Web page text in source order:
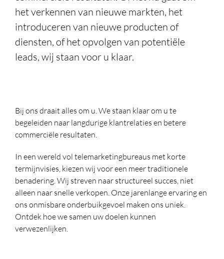
het verkennen van nieuwe markten, het
introduceren van nieuwe producten of
diensten, of het opvolgen van potentiële
leads, wij staan voor u klaar.
Bij ons draait alles om u. We staan klaar om u te
begeleiden naar langdurige klantrelaties en betere
commerciële resultaten.
In een wereld vol telemarketingbureaus met korte
termijnvisies, kiezen wij voor een meer traditionele
benadering. Wij streven naar structureel succes, niet
alleen naar snelle verkopen. Onze jarenlange ervaring en
ons onmisbare onderbuikgevoel maken ons uniek.
Ontdek hoe we samen uw doelen kunnen
verwezenlijken.